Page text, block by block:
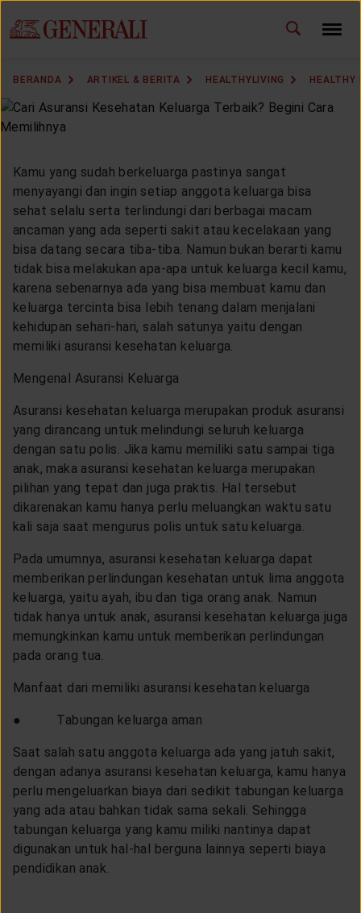
BERANDA ARTIKEL & BERITA HEALTHYLIVING HEALTHY
Kamu yang sudah berkeluarga pastinya sangat
menyayangi dan ingin setiap anggota keluarga bisa
sehat selalu serta terlindungi dari berbagai macam
ancaman yang ada seperti sakit atau kecelakaan yang
bisa datang secara tiba-tiba. Namun bukan berarti kamu
tidak bisa melakukan apa-apa untuk keluarga kecil kamu,
karena sebenarnya ada yang bisa membuat kamu dan
keluarga tercinta bisa lebih tenang dalam menjalani
kehidupan sehari-hari, salah satunya yaitu dengan
memiliki asuransi kesehatan keluarga.
Mengenal Asuransi Keluarga
Asuransi kesehatan keluarga merupakan produk asuransi
yang dirancang untuk melindungi seluruh keluarga
dengan satu polis. Jika kamu memiliki satu sampai tiga
anak, maka asuransi kesehatan keluarga merupakan
pilihan yang tepat dan juga praktis. Hal tersebut
dikarenakan kamu hanya perlu meluangkan waktu satu
kali saja saat mengurus polis untuk satu keluarga.
Pada umumnya, asuransi kesehatan keluarga dapat
memberikan perlindungan kesehatan untuk lima anggota
keluarga, yaitu ayah, ibu dan tiga orang anak. Namun
tidak hanya untuk anak, asuransi kesehatan keluarga juga
memungkinkan kamu untuk memberikan perlindungan
pada orang tua.
Manfaat dari memiliki asuransi kesehatan keluarga
● Tabungan keluarga aman
Saat salah satu anggota keluarga ada yang jatuh sakit,
dengan adanya asuransi kesehatan keluarga, kamu hanya
perlu mengeluarkan biaya dari sedikit tabungan keluarga
yang ada atau bahkan tidak sama sekali. Sehingga
tabungan keluarga yang kamu miliki nantinya dapat
digunakan untuk hal-hal berguna lainnya seperti biaya
pendidikan anak.
GANTI BAHASA ID EN
KANTOR PEMASARAN
TEMUKAN AGEN
SOLUSI KAMI
ARTIKEL DAN BERITA
ACARA